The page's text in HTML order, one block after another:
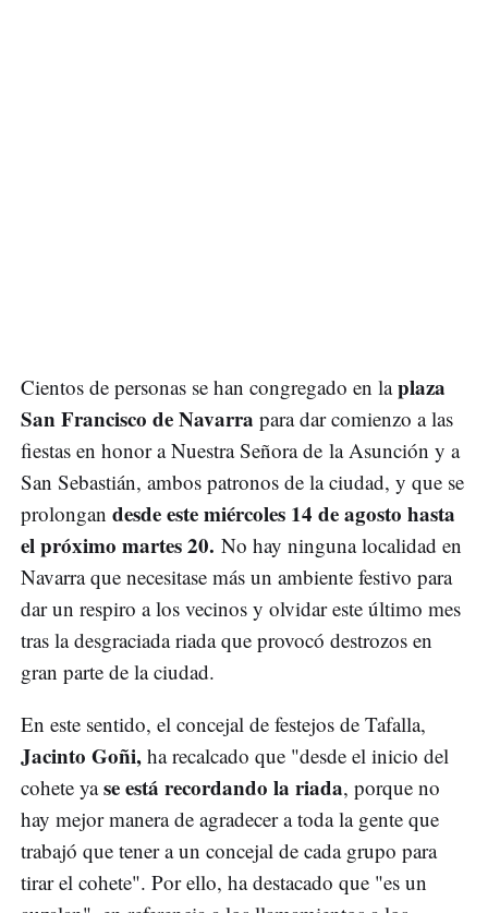
Cientos de personas se han congregado en laplaza
San Francisco de Navarra para dar comienzo a las
fiestas en honor a Nuestra Señora de la Asunción y a
San Sebastián, ambos patronos de la ciudad, y que se
prolongan desde este miércoles 14 de agosto hasta
el próximo martes 20. No hay ninguna localidad en
Navarra que necesitase más un ambiente festivo para
dar un respiro a los vecinos y olvidar este último mes
tras la desgraciada riada que provocó destrozos en
gran parte de la ciudad.
En este sentido, el concejal de festejos de Tafalla,
Jacinto Goñi, ha recalcado que "desde el inicio del
cohete yase está recordando la riada, porque no
hay mejor manera de agradecer a toda la gente que
trabajó que tener a un concejal de cada grupo para
tirar el cohete". Por ello, ha destacado que "es un